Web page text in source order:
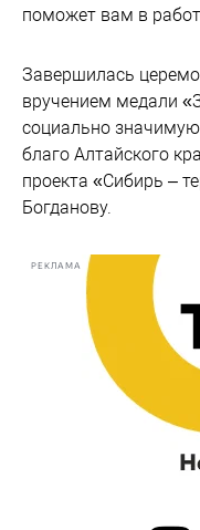
поможет вам в
Завершилась
вручением медали
социально
благо Алтайского
проекта «Сибирь –
Богданову.
РЕКЛАМА